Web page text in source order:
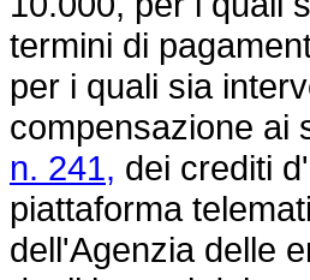
termini di
per i quali sia
compensazione ai
n. 241, dei crediti
piattaforma
dell'Agenzia delle